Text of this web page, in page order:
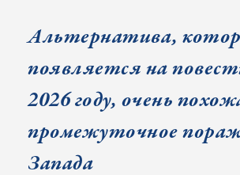
Альтернатива,
появляется на
2026 году, очень
промежуточное
Запада